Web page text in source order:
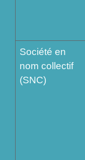
Société en
nom collectif
(SNC)